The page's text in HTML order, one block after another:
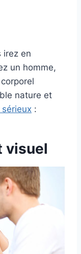
irez en
un homme,
nature et
:
visuel